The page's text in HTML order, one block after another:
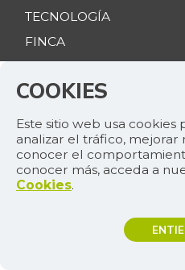
TECNOLOGÍA
FINCA
MERCADOS
REMEDIOS
COMENTARIOS
AGENDA
PRECIOS
VIDEOS
MANTÉNGASE
COOKIES
Este sitio web usa cookies
analizar el tráfico, mejorar
conocer el
conocer más, acceda a
Cookies.